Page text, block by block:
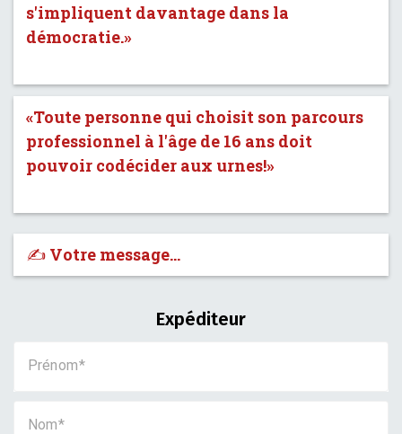
s'impliquent davantage dans la
démocratie.»
«Toute personne qui choisit son parcours
professionnel à l'âge de 16 ans doit
pouvoir codécider aux urnes!»
✍️ Votre message…
Expéditeur
Prénom
Nom